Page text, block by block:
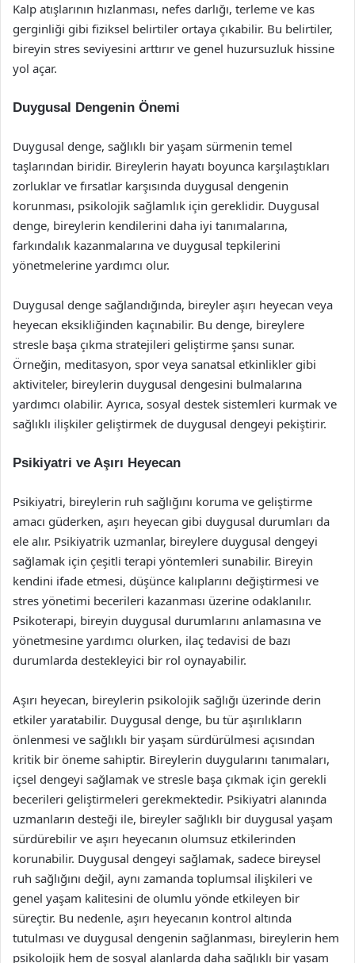
Kalp atışlarının hızlanması, nefes darlığı, terleme ve kas
gerginliği gibi fiziksel belirtiler ortaya çıkabilir. Bu belirtiler,
bireyin stres seviyesini arttırır ve genel huzursuzluk hissine
yol açar.
Duygusal Dengenin Önemi
Duygusal denge, sağlıklı bir yaşam sürmenin temel
taşlarından biridir. Bireylerin hayatı boyunca karşılaştıkları
zorluklar ve fırsatlar karşısında duygusal dengenin
korunması, psikolojik sağlamlık için gereklidir. Duygusal
denge, bireylerin kendilerini daha iyi tanımalarına,
farkındalık kazanmalarına ve duygusal tepkilerini
yönetmelerine yardımcı olur.
Duygusal denge sağlandığında, bireyler aşırı heyecan veya
heyecan eksikliğinden kaçınabilir. Bu denge, bireylere
stresle başa çıkma stratejileri geliştirme şansı sunar.
Örneğin, meditasyon, spor veya sanatsal etkinlikler gibi
aktiviteler, bireylerin duygusal dengesini bulmalarına
yardımcı olabilir. Ayrıca, sosyal destek sistemleri kurmak ve
sağlıklı ilişkiler geliştirmek de duygusal dengeyi pekiştirir.
Psikiyatri ve Aşırı Heyecan
Psikiyatri, bireylerin ruh sağlığını koruma ve geliştirme
amacı güderken, aşırı heyecan gibi duygusal durumları da
ele alır. Psikiyatrik uzmanlar, bireylere duygusal dengeyi
sağlamak için çeşitli terapi yöntemleri sunabilir. Bireyin
kendini ifade etmesi, düşünce kalıplarını değiştirmesi ve
stres yönetimi becerileri kazanması üzerine odaklanılır.
Psikoterapi, bireyin duygusal durumlarını anlamasına ve
yönetmesine yardımcı olurken, ilaç tedavisi de bazı
durumlarda destekleyici bir rol oynayabilir.
Aşırı heyecan, bireylerin psikolojik sağlığı üzerinde derin
etkiler yaratabilir. Duygusal denge, bu tür aşırılıkların
önlenmesi ve sağlıklı bir yaşam sürdürülmesi açısından
kritik bir öneme sahiptir. Bireylerin duygularını tanımaları,
içsel dengeyi sağlamak ve stresle başa çıkmak için gerekli
becerileri geliştirmeleri gerekmektedir. Psikiyatri alanında
uzmanların desteği ile, bireyler sağlıklı bir duygusal yaşam
sürdürebilir ve aşırı heyecanın olumsuz etkilerinden
korunabilir. Duygusal dengeyi sağlamak, sadece bireysel
ruh sağlığını değil, aynı zamanda toplumsal ilişkileri ve
genel yaşam kalitesini de olumlu yönde etkileyen bir
süreçtir. Bu nedenle, aşırı heyecanın kontrol altında
tutulması ve duygusal dengenin sağlanması, bireylerin hem
psikolojik hem de sosyal alanlarda daha sağlıklı bir yaşam